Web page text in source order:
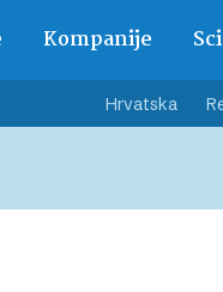
Kompanije
Hrvatska